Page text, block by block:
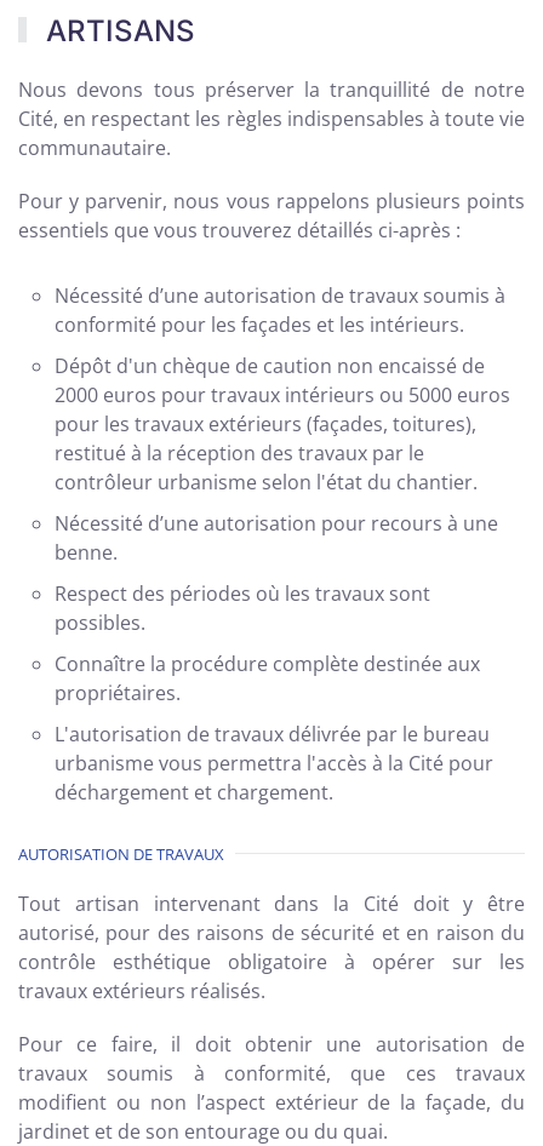
ARTISANS
Nous devons tous préserver la tranquillité de notre
Cité, en respectant les règles indispensables à toute vie
communautaire.
Pour y parvenir, nous vous rappelons plusieurs points
essentiels que vous trouverez détaillés ci-après :
Nécessité d’une autorisation de travaux soumis à
conformité pour les façades et les intérieurs.
Dépôt d'un chèque de caution non encaissé de
2000 euros pour travaux intérieurs ou 5000 euros
pour les travaux extérieurs (façades, toitures),
restitué à la réception des travaux par le
contrôleur urbanisme selon l'état du chantier.
Nécessité d’une autorisation pour recours à une
benne.
Respect des périodes où les travaux sont
possibles.
Connaître la procédure complète destinée aux
propriétaires.
L'autorisation de travaux délivrée par le bureau
urbanisme vous permettra l'accès à la Cité pour
déchargement et chargement.
AUTORISATION DE TRAVAUX
Tout artisan intervenant dans la Cité doit y être
autorisé, pour des raisons de sécurité et en raison du
contrôle esthétique obligatoire à opérer sur les
travaux extérieurs réalisés.
Pour ce faire, il doit obtenir une autorisation de
travaux soumis à conformité, que ces travaux
modifient ou non l’aspect extérieur de la façade, du
jardinet et de son entourage ou du quai.